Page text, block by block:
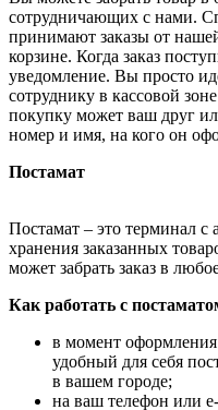
сотрудничающих с нами.
принимают заказы от
корзине. Когда заказ
уведомление. Вы просто
сотруднику в кассовой
покупку может ваш друг
номер и имя, на кого он
Постамат
Постамат – это терминал с
хранения заказанных
может забрать заказ в
Как работать с
в момент оформления
удобный для себя
в вашем городе;
на ваш телефон или